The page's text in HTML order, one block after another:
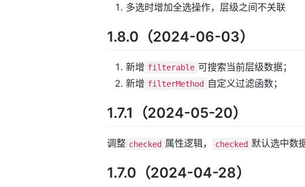
多选时增加全选操作，层级之间不关联
1.8.0（2024-06-03）
新增 filterable 可搜索当前层级数据；
新增 filterMethod 自定义过滤函数；
1.7.1（2024-05-20）
调整 checked 属性逻辑， checked 默认选中数
1.7.0（2024-04-28）